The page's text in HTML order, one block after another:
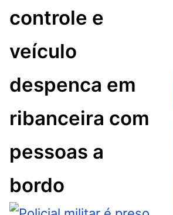
controle e
veículo
despenca em
ribanceira com
pessoas a
bordo